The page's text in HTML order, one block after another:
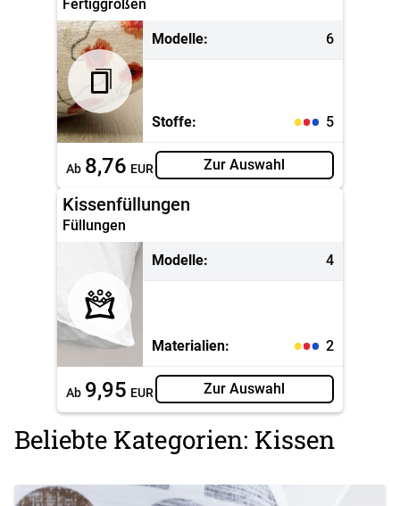
Fertiggrößen
Modelle: 6
Stoffe: 5
Ab 8,76 EUR Zur Auswahl
Kissenfüllungen
Füllungen
Modelle: 4
Materialien: 2
Ab 9,95 EUR Zur Auswahl
Beliebte Kategorien: Kissen